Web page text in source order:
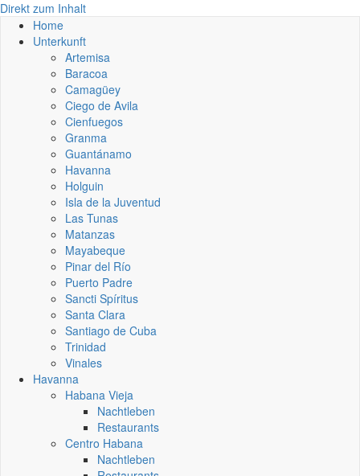
Direkt zum Inhalt
Home
Unterkunft
Artemisa
Baracoa
Camagüey
Ciego de Avila
Cienfuegos
Granma
Guantánamo
Havanna
Holguin
Isla de la Juventud
Las Tunas
Matanzas
Mayabeque
Pinar del Río
Puerto Padre
Sancti Spíritus
Santa Clara
Santiago de Cuba
Trinidad
Vinales
Havanna
Habana Vieja
Nachtleben
Restaurants
Centro Habana
Nachtleben